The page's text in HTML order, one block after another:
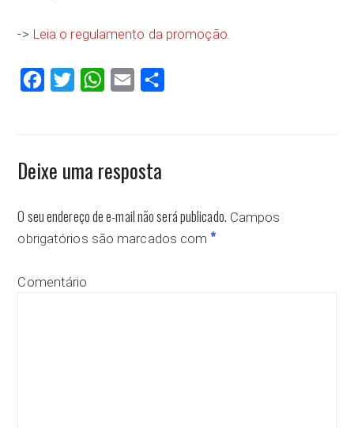
-> Leia o regulamento da promoção.
FacebookTwitter WhatsApp
Email
Deixe uma resposta
O seu endereço de e-mail não será publicado. Campos
obrigatórios são marcados com *
Comentário